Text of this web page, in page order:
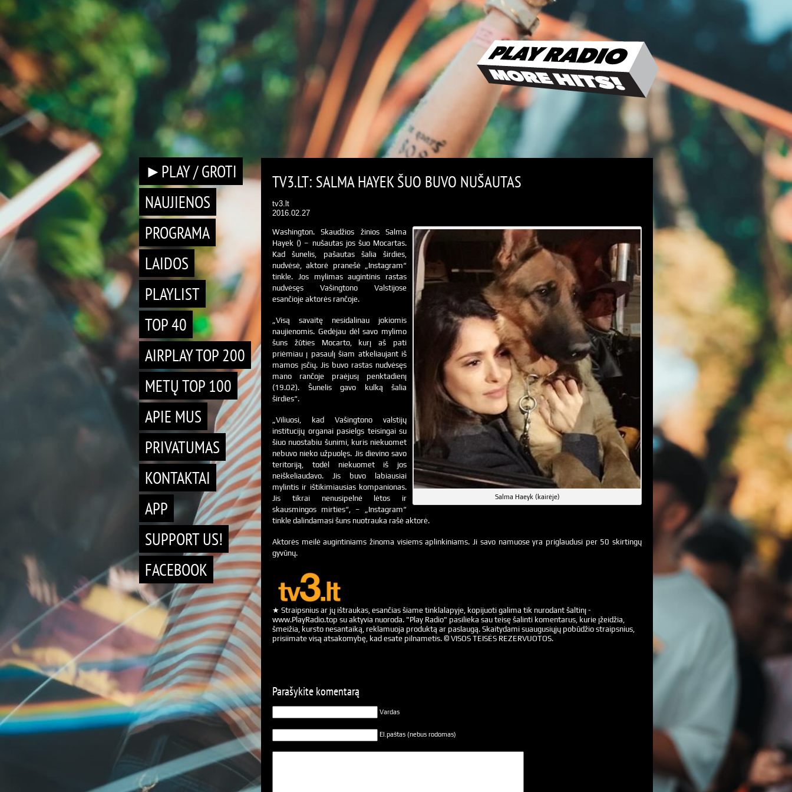
►PLAY / GROTI
NAUJIENOS
PROGRAMA
LAIDOS
PLAYLIST
TOP 40
AIRPLAY TOP 200
METŲ TOP 100
APIE MUS
PRIVATUMAS
KONTAKTAI
APP
SUPPORT US!
FACEBOOK
TV3.LT: SALMA HAYEK ŠUO BUVO NUŠAUTAS
tv3.lt
2016.02.27
Salma Haeyk (kairėje)
Washington. Skaudžios žinios Salma
Hayek () – nušautas jos šuo Mocartas.
Kad šunelis, pašautas šalia širdies,
nudvėsė, aktorė pranešė „Instagram“
tinkle. Jos mylimas augintinis rastas
nudvėsęs Vašingtono Valstijose
esančioje aktorės rančoje.
„Visą savaitę nesidalinau jokiomis
naujienomis. Gedėjau dėl savo mylimo
šuns žūties Mocarto, kurį aš pati
priėmiau į pasaulį šiam atkeliaujant iš
mamos įsčių. Jis buvo rastas nudvėsęs
mano rančoje praėjusį penktadienį
(19.02). Šunelis gavo kulką šalia
širdies“.
„Viliuosi, kad Vašingtono valstijų
institucijų organai pasielgs teisingai su
šiuo nuostabiu šunimi, kuris niekuomet
nebuvo nieko užpuolęs. Jis dievino savo
teritoriją, todėl niekuomet iš jos
neiškeliaudavo. Jis buvo labiausiai
mylintis ir ištikimiausias kompanionas.
Jis tikrai nenusipelnė lėtos ir
skausmingos mirties“, – „Instagram“
tinkle dalindamasi šuns nuotrauka rašė aktorė.
Aktorės meilė augintiniams žinoma visiems aplinkiniams. Ji savo namuose yra priglaudusi per 50 skirtingų
gyvūnų.
★ Straipsnius ar jų ištraukas, esančias šiame tinklalapyje, kopijuoti galima tik nurodant šaltinį -
www.PlayRadio.top su aktyvia nuoroda. "Play Radio" pasilieka sau teisę šalinti komentarus, kurie įžeidžia,
šmeižia, kursto nesantaiką, reklamuoja produktą ar paslaugą. Skaitydami suaugusiųjų pobūdžio straipsnius,
prisiimate visą atsakomybę, kad esate pilnametis. © VISOS TEISĖS REZERVUOTOS.
Parašykite komentarą
Vardas
El.paštas (nebus rodomas)